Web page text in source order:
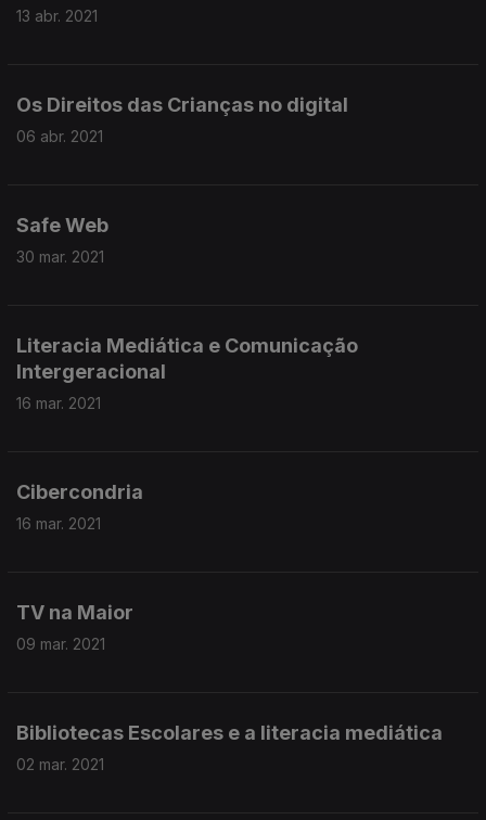
13 abr. 2021
Os Direitos das Crianças no digital
06 abr. 2021
Safe Web
30 mar. 2021
Literacia Mediática e Comunicação
Intergeracional
16 mar. 2021
Cibercondria
16 mar. 2021
TV na Maior
09 mar. 2021
Bibliotecas Escolares e a literacia mediática
02 mar. 2021